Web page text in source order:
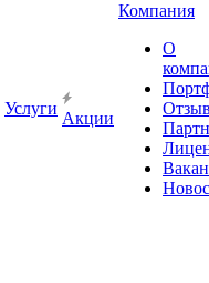
Услуги
Акции
Компания
О